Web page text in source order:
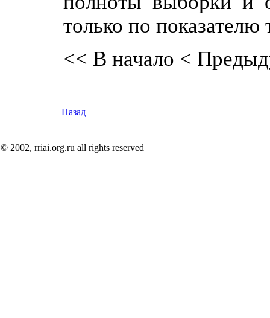
только по показателю
<< В начало <
Назад
© 2002, rriai.org.ru all rights reserved